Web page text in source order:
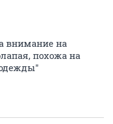
внимание на
похожа на